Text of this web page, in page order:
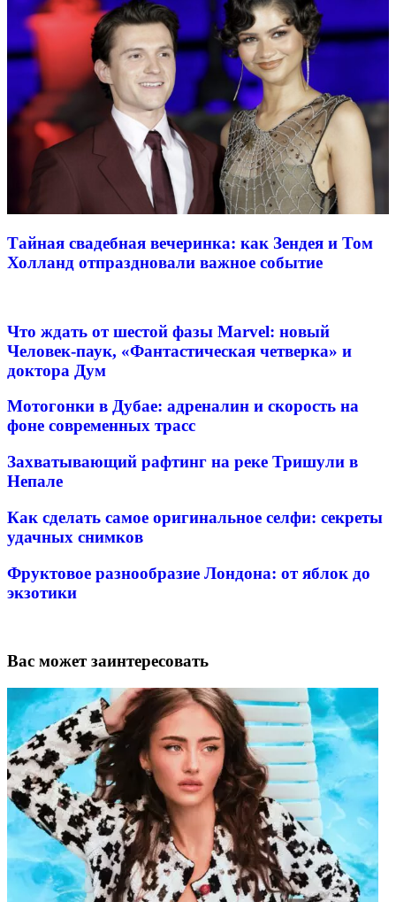
Тайная свадебная вечеринка: как Зендея и Том
Холланд отпраздновали важное событие
Что ждать от шестой фазы Marvel: новый
Человек-паук, «Фантастическая четверка» и
доктора Дум
Мотогонки в Дубае: адреналин и скорость на
фоне современных трасс
Захватывающий рафтинг на реке Тришули в
Непале
Как сделать самое оригинальное селфи: секреты
удачных снимков
Фруктовое разнообразие Лондона: от яблок до
экзотики
Вас может заинтересовать